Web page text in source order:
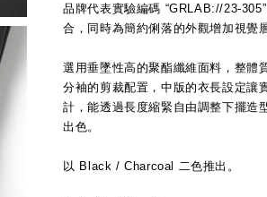
品牌代表實驗編碼 “GRLAB://23-
合，同時為簡約俐落的外觀增加視覺
選用垂墜性高的聚酯纖維面料，整體
分袖的剪裁配置，中版的衣長設定讓
計，能透過長度縮緊自由調整下擺造
出色。
以 Black / Charcoal 二色推出。